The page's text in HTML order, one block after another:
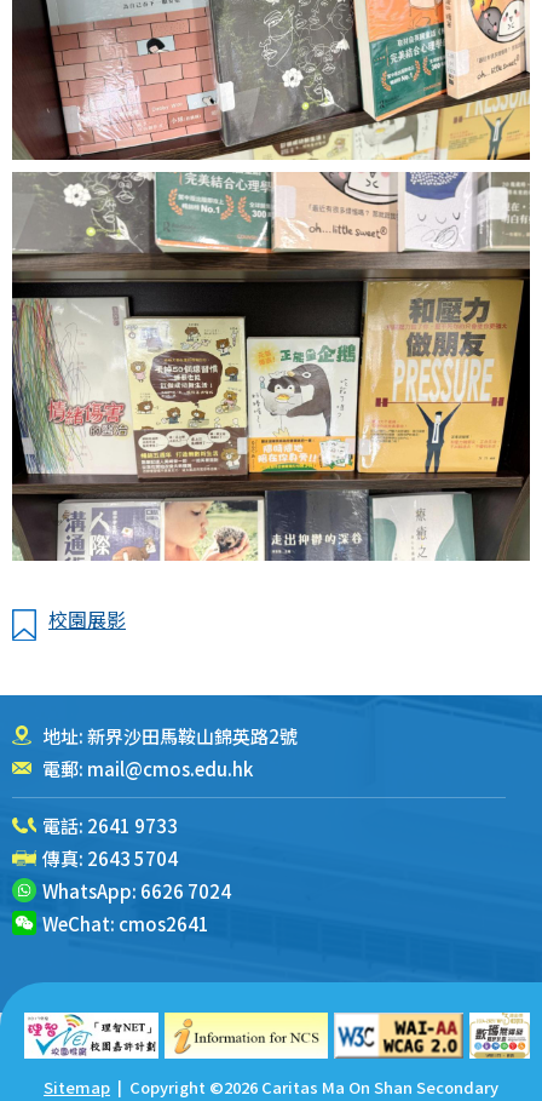
校園展影
地址: 新界沙田馬鞍山錦英路2號
電郵: mail@cmos.edu.hk
電話: 2641 9733
傳真: 2643 5704
WhatsApp: 6626 7024
WeChat: cmos2641
Sitemap | Copyright ©2026 Caritas Ma On Shan Secondary